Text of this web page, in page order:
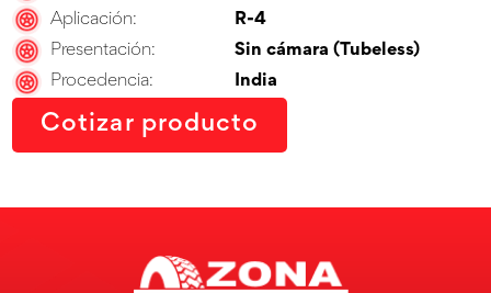
Aplicación:
R-4
Presentación:
Sin cámara (Tubeless)
Procedencia:
India
Cotizar producto